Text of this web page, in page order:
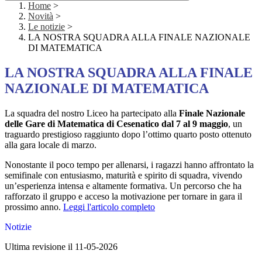
Home >
Novità >
Le notizie >
LA NOSTRA SQUADRA ALLA FINALE NAZIONALE
DI MATEMATICA
LA NOSTRA SQUADRA ALLA FINALE
NAZIONALE DI MATEMATICA
La squadra del nostro Liceo ha partecipato alla Finale Nazionale
delle Gare di Matematica di Cesenatico dal 7 al 9 maggio, un
traguardo prestigioso raggiunto dopo l’ottimo quarto posto ottenuto
alla gara locale di marzo.
Nonostante il poco tempo per allenarsi, i ragazzi hanno affrontato la
semifinale con entusiasmo, maturità e spirito di squadra, vivendo
un’esperienza intensa e altamente formativa. Un percorso che ha
rafforzato il gruppo e acceso la motivazione per tornare in gara il
prossimo anno. Leggi l'articolo completo
Notizie
Ultima revisione il 11-05-2026